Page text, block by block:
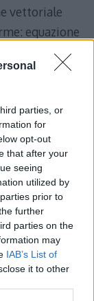
parties, or
for
opt-out
that after your
seeing
utilized by
prior to
further
parties on the
may
IAB’s List of
it to other
vettoriale
equazione
vettoriali
angolare,
moduli,
pulsazione;
e concetto
un
Esempio di
di un grave
rispetto